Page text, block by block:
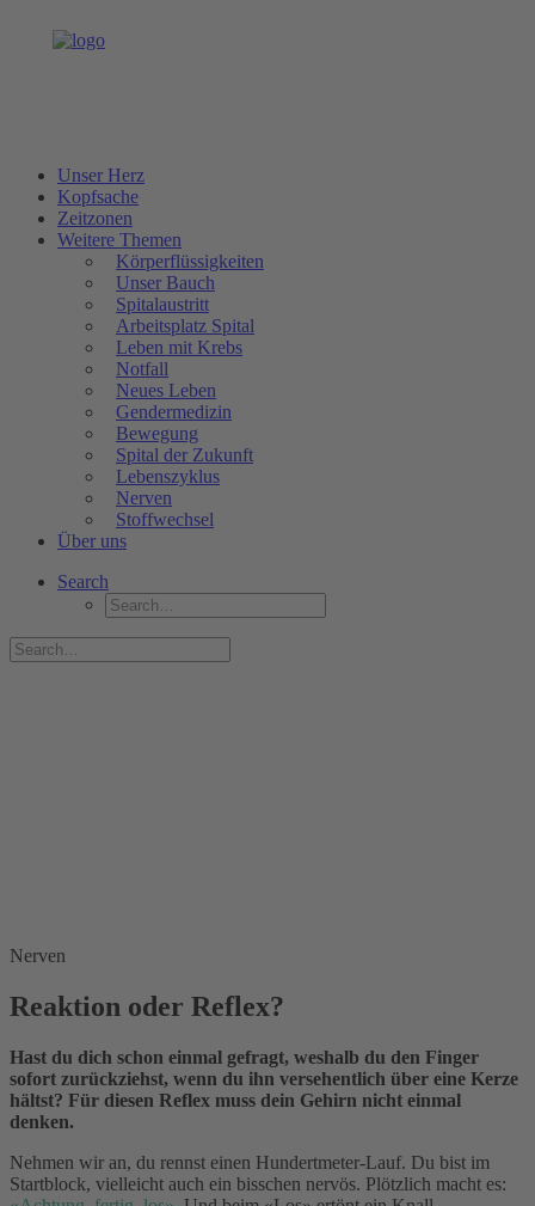
Unser Herz
Kopfsache
Zeitzonen
Weitere Themen
Körperflüssigkeiten
Unser Bauch
Spitalaustritt
Arbeitsplatz Spital
Leben mit Krebs
Notfall
Neues Leben
Gendermedizin
Bewegung
Spital der Zukunft
Lebenszyklus
Nerven
Stoffwechsel
Über uns
Search
Nerven
Reaktion oder Reflex?
Hast du dich schon einmal gefragt, weshalb du den Finger
sofort zurückziehst, wenn du ihn versehentlich über eine Kerze
hältst? Für diesen Reflex muss dein Gehirn nicht einmal
denken.
Nehmen wir an, du rennst einen Hundertmeter-Lauf. Du bist im
Startblock, vielleicht auch ein bisschen nervös. Plötzlich macht es: